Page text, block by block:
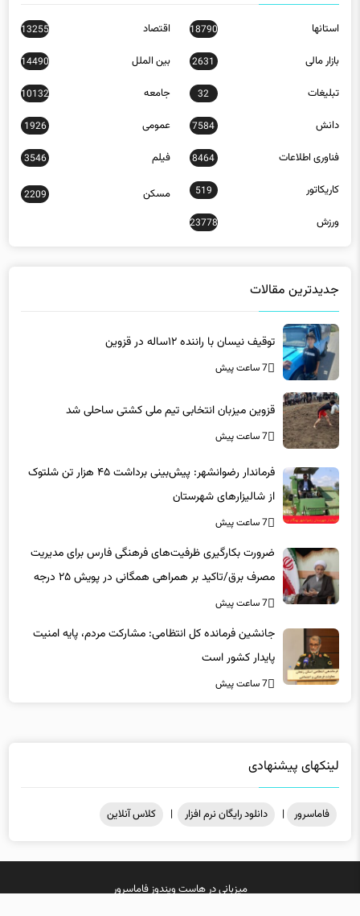
استانها 18790 اقتصاد 13255
بازار مالی 2631 بین الملل 14490
تبلیغات 32 جامعه 10132
دانش 7584 عمومی 1926
فناوری اطلاعات 8464 فیلم 3546
کاریکاتور 519 مسکن 2209
ورزش 23778
جدیدترین مقالات
توقیف نیسان با راننده ۱۲ساله در قزوین
7 ساعت پیش
قزوین میزبان انتخابی تیم ملی کشتی ساحلی شد
7 ساعت پیش
فرماندار رضوانشهر: پیش‌بینی برداشت ۴۵ هزار تن شلتوک
از شالیزارهای شهرستان
7 ساعت پیش
ضرورت بکارگیری ظرفیت‌های فرهنگی فارس برای مدیریت
مصرف برق/تاکید بر همراهی همگانی در پویش ۲۵ درجه
7 ساعت پیش
جانشین فرمانده کل انتظامی: مشارکت مردم، پایه امنیت
پایدار کشور است
7 ساعت پیش
لینکهای پیشنهادی
فاماسرور | دانلود رایگان نرم افزار | کلاس آنلاین
میزبانی درهاست ویندوزفاماسرور